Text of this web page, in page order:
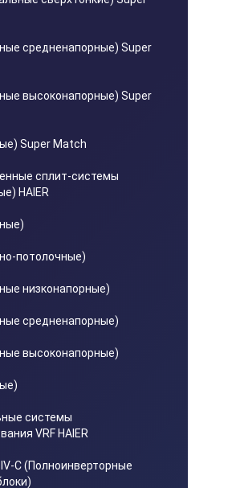
средненапорные) Super
высоконапорные) Super
Super Match
сплит-системы
HAIER
потолочные)
низконапорные)
средненапорные)
высоконапорные)
системы
VRF HAIER
C (Полноинверторные